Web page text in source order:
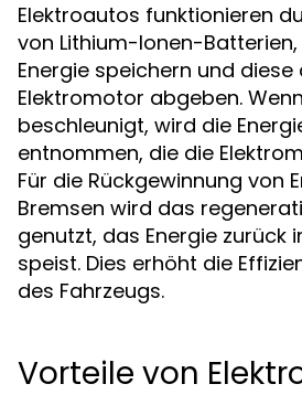
Elektroautos funktionieren
von Lithium-Ionen-
Energie speichern und diese
Elektromotor abgeben.
beschleunigt, wird die
entnommen, die die
Für die Rückgewinnung von
Bremsen wird das
genutzt, das Energie zurück
speist. Dies erhöht die
des Fahrzeugs.
Vorteile von